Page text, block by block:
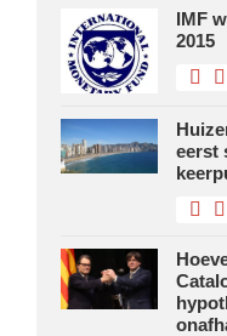
IMF
2015
eerst